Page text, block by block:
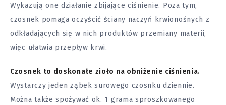
Wykazują one działanie zbijające ciśnienie. Poza tym,
czosnek pomaga oczyścić ściany naczyń krwionośnych z
odkładających się w nich produktów przemiany materii,
więc ułatwia przepływ krwi.
Czosnek to doskonałe zioło na obniżenie ciśnienia.
Wystarczy jeden ząbek surowego czosnku dziennie.
Można także spożywać ok. 1 grama sproszkowanego